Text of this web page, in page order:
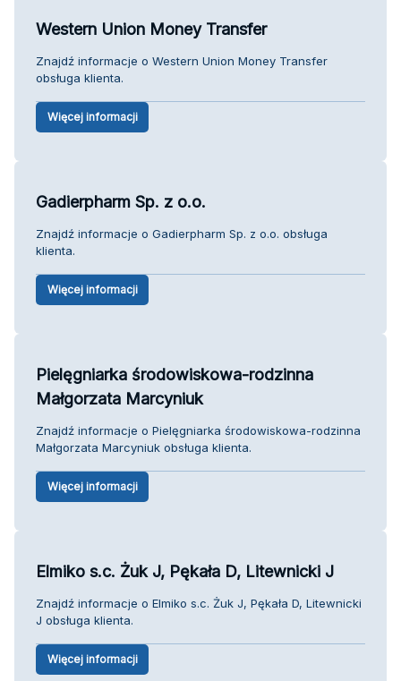
Western Union Money Transfer
Znajdź informacje o Western Union Money Transfer
obsługa klienta.
Więcej informacji
Gadierpharm Sp. z o.o.
Znajdź informacje o Gadierpharm Sp. z o.o. obsługa
klienta.
Więcej informacji
Pielęgniarka środowiskowa-rodzinna
Małgorzata Marcyniuk
Znajdź informacje o Pielęgniarka środowiskowa-rodzinna
Małgorzata Marcyniuk obsługa klienta.
Więcej informacji
Elmiko s.c. Żuk J, Pękała D, Litewnicki J
Znajdź informacje o Elmiko s.c. Żuk J, Pękała D, Litewnicki
J obsługa klienta.
Więcej informacji